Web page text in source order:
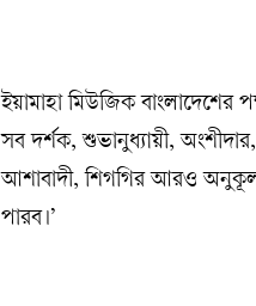
ইয়ামাহা মিউজিক বাংলাদেশের
সব দর্শক, শুভানুধ্যায়ী,
আশাবাদী, শিগগির আরও অনুকূল
পারব।’